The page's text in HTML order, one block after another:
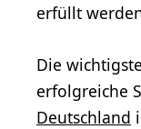
erfüllt
Die
erfolgreiche
Deutschland